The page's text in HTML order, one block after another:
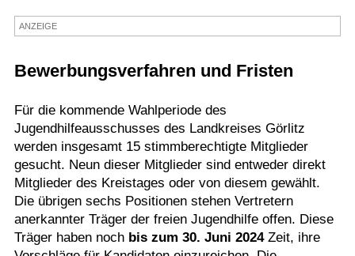
ANZEIGE
Bewerbungsverfahren und Fristen
Für die kommende Wahlperiode des
Jugendhilfeausschusses des Landkreises Görlitz
werden insgesamt 15 stimmberechtigte Mitglieder
gesucht. Neun dieser Mitglieder sind entweder direkt
Mitglieder des Kreistages oder von diesem gewählt.
Die übrigen sechs Positionen stehen Vertretern
anerkannter Träger der freien Jugendhilfe offen. Diese
Träger haben noch bis zum 30. Juni 2024Zeit, ihre